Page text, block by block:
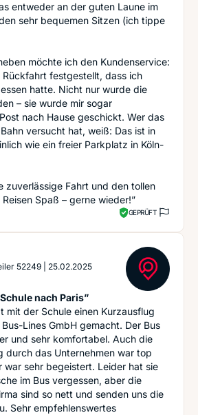
entweder an der guten Laune im
sehr bequemen Sitzen (ich tippe
möchte ich den Kundenservice:
festgestellt, dass ich
hatte. Nicht nur wurde die
– sie wurde mir sogar
nach Hause geschickt. Wer das
versucht hat, weiß: Das ist in
wie ein freier Parkplatz in Köln-
zuverlässige Fahrt und den tollen
Spaß – gerne wieder!”
GEPRÜFT
52249 25.02.2025
nach Paris”
mit der Schule einen Kurzausflug
Lines GmbH gemacht. Der Bus
und sehr komfortabel. Auch die
durch das Unternehmen war top
war sehr begeistert. Leider hat sie
im Bus vergessen, aber die
sind so nett und senden uns die
Sehr empfehlenswertes